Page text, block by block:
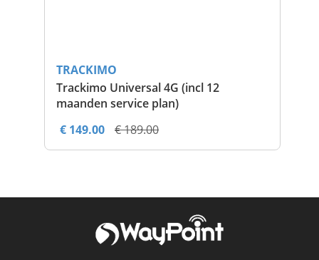
TRACKIMO
Trackimo Universal 4G (incl 12
maanden service plan)
€ 149.00
€ 189.00